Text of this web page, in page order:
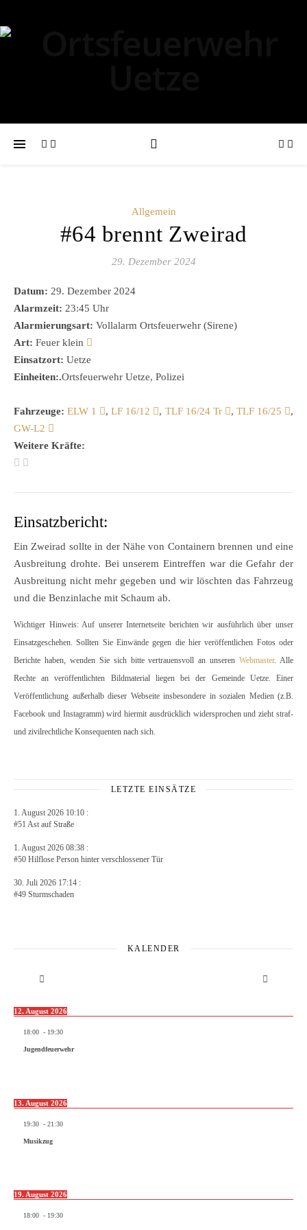
Allgemein
#64 brennt Zweirad
29. Dezember 2024
Datum: 29. Dezember 2024
Alarmzeit: 23:45 Uhr
Alarmierungsart: Vollalarm Ortsfeuerwehr (Sirene)
Art: Feuer klein
Einsatzort: Uetze
Einheiten:.Ortsfeuerwehr Uetze, Polizei
Fahrzeuge: ELW 1 ,LF 16/12 , TLF 16/24 Tr , TLF 16/25
,
GW-L2
Weitere Kräfte:
Einsatzbericht:
Ein Zweirad sollte in der Nähe von Containern brennen und eine
Ausbreitung drohte. Bei unserem Eintreffen war die Gefahr der
Ausbreitung nicht mehr gegeben und wir löschten das Fahrzeug
und die Benzinlache mit Schaum ab.
Wichtiger Hinweis: Auf unserer Internetseite berichten wir ausführlich über unser
Einsatzgeschehen. Sollten Sie Einwände gegen die hier veröffentlichen Fotos oder
Berichte haben, wenden Sie sich bitte vertrauensvoll an unserenWebmaster. Alle
Rechte an veröffentlichten Bildmaterial liegen bei der Gemeinde Uetze. Einer
Veröffentlichung außerhalb dieser Webseite insbesondere in sozialen Medien (z.B.
Facebook und Instagramm) wird hiermit ausdrücklich widersprochen und zieht straf-
und zivilrechtliche Konsequenten nach sich.
LETZTE EINSÄTZE
1. August 2026 10:10 :
#51 Ast auf Straße
1. August 2026 08:38 :
#50 Hilflose Person hinter verschlossener Tür
30. Juli 2026 17:14 :
#49 Sturmschaden
KALENDER
12. August 2026
18:00 - 19:30
Jugendfeuerwehr
13. August 2026
19:30 - 21:30
Musikzug
19. August 2026
18:00 - 19:30